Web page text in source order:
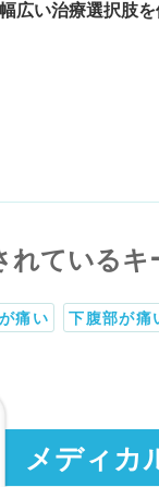
広い治療選択肢
れているキ
痛い 下腹部が痛
メディカ